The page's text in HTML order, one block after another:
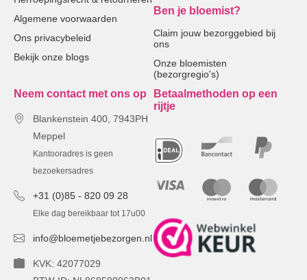
Algemene voorwaarden
Ons privacybeleid
Bekijk onze blogs
Ben je bloemist?
Claim jouw bezorggebied bij
ons
Onze bloemisten
(bezorgregio's)
Neem contact met ons op
Blankenstein 400, 7943PH
Meppel
Kantooradres is geen
bezoekersadres
+31 (0)85 - 820 09 28
Elke dag bereikbaar tot 17u00
info@bloemetjebezorgen.nl
KVK: 42077029
Betaalmethoden op een
rijtje